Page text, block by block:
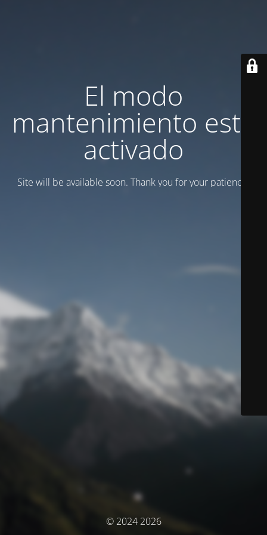
El modo
mantenimiento está
activado
Site will be available soon. Thank you for your patience!
© 2024 2026